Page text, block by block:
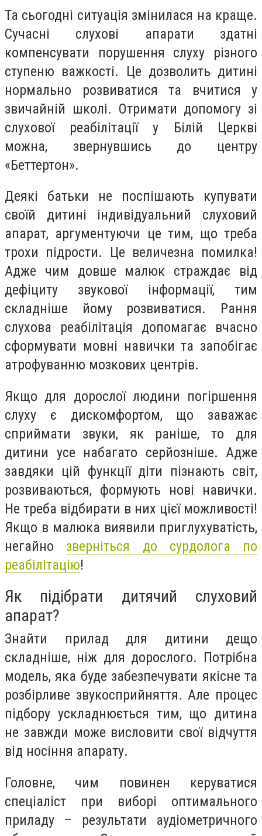
Та сьогодні ситуація змінилася на краще.
Сучасні слухові апарати здатні
компенсувати порушення слуху різного
ступеню важкості. Це дозволить дитині
нормально розвиватися та вчитися у
звичайній школі. Отримати допомогу зі
слухової реабілітації у Білій Церкві
можна, звернувшись до центру
«Беттертон».
Деякі батьки не поспішають купувати
своїй дитині індивідуальний слуховий
апарат, аргументуючи це тим, що треба
трохи підрости. Це величезна помилка!
Адже чим довше малюк страждає від
дефіциту звукової інформації, тим
складніше йому розвиватися. Рання
слухова реабілітація допомагає вчасно
сформувати мовні навички та запобігає
атрофуванню мозкових центрів.
Якщо для дорослої людини погіршення
слуху є дискомфортом, що заважає
сприймати звуки, як раніше, то для
дитини усе набагато серйозніше. Адже
завдяки цій функції діти пізнають світ,
розвиваються, формують нові навички.
Не треба відбирати в них цієї можливості!
Якщо в малюка виявили приглухуватість,
негайно зверніться до сурдолога по
реабілітацію!
Як підібрати дитячий слуховий
апарат?
Знайти прилад для дитини дещо
складніше, ніж для дорослого. Потрібна
модель, яка буде забезпечувати якісне та
розбірливе звукосприйняття. Але процес
підбору ускладнюється тим, що дитина
не завжди може висловити свої відчуття
від носіння апарату.
Головне, чим повинен керуватися
спеціаліст при виборі оптимального
приладу – результати аудіометричного